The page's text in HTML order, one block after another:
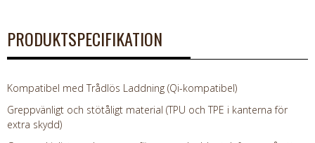
PRODUKTSPECIFIKATION
Kompatibel med Trådlös Laddning (Qi-kompatibel)
Greppvänligt och stötåligt material (TPU och TPE i kanterna för
extra skydd)